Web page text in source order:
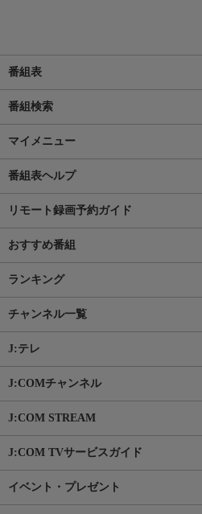
番組表
番組検索
マイメニュー
番組表ヘルプ
リモート録画予約ガイド
おすすめ番組
ランキング
チャンネル一覧
J:テレ
J:COMチャンネル
J:COM STREAM
J:COM TVサービスガイド
イベント・プレゼント